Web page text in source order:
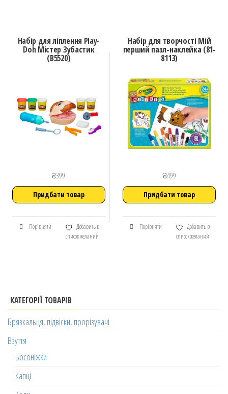
Набір для ліплення Play-
Doh Містер Зубастик
(В5520)
₴399
Придбати товар
Порівняти
Добавить в
список желаний
Набір для творчості Мій
перший пазл-наклейка (81-
8113)
₴499
Придбати товар
Порівняти
Добавить в
список желаний
КАТЕГОРІЇ ТОВАРІВ
Брязкальця, підвіски, прорізувачі
Взуття
Босоніжки
Капці